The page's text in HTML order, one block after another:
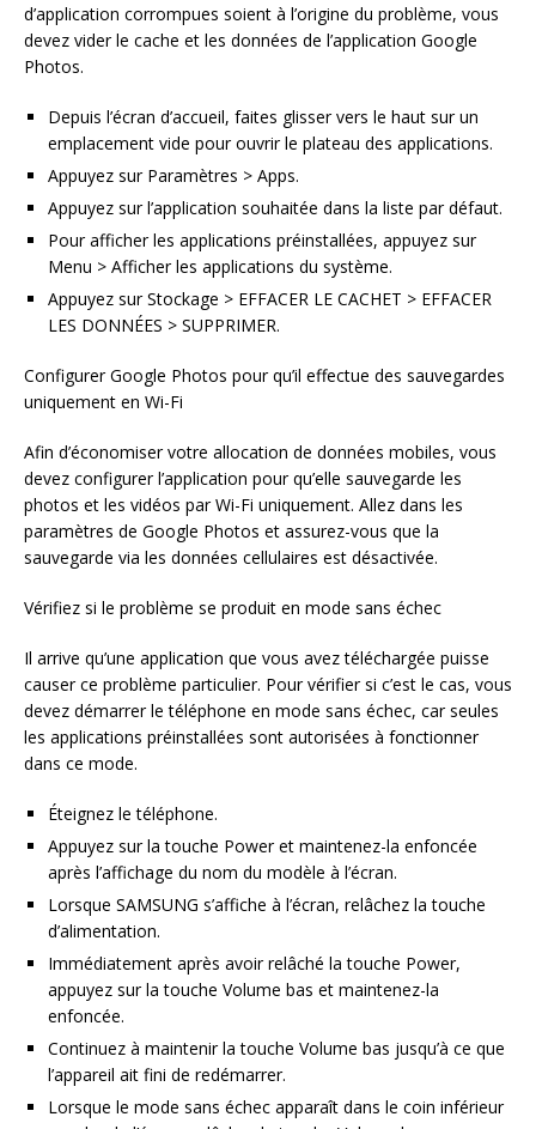
d’application corrompues soient à l’origine du problème, vous
devez vider le cache et les données de l’application Google
Photos.
Depuis l’écran d’accueil, faites glisser vers le haut sur un
emplacement vide pour ouvrir le plateau des applications.
Appuyez sur Paramètres > Apps.
Appuyez sur l’application souhaitée dans la liste par défaut.
Pour afficher les applications préinstallées, appuyez sur
Menu > Afficher les applications du système.
Appuyez sur Stockage > EFFACER LE CACHET > EFFACER
LES DONNÉES > SUPPRIMER.
Configurer Google Photos pour qu’il effectue des sauvegardes
uniquement en Wi-Fi
Afin d’économiser votre allocation de données mobiles, vous
devez configurer l’application pour qu’elle sauvegarde les
photos et les vidéos par Wi-Fi uniquement. Allez dans les
paramètres de Google Photos et assurez-vous que la
sauvegarde via les données cellulaires est désactivée.
Vérifiez si le problème se produit en mode sans échec
Il arrive qu’une application que vous avez téléchargée puisse
causer ce problème particulier. Pour vérifier si c’est le cas, vous
devez démarrer le téléphone en mode sans échec, car seules
les applications préinstallées sont autorisées à fonctionner
dans ce mode.
Éteignez le téléphone.
Appuyez sur la touche Power et maintenez-la enfoncée
après l’affichage du nom du modèle à l’écran.
Lorsque SAMSUNG s’affiche à l’écran, relâchez la touche
d’alimentation.
Immédiatement après avoir relâché la touche Power,
appuyez sur la touche Volume bas et maintenez-la
enfoncée.
Continuez à maintenir la touche Volume bas jusqu’à ce que
l’appareil ait fini de redémarrer.
Lorsque le mode sans échec apparaît dans le coin inférieur